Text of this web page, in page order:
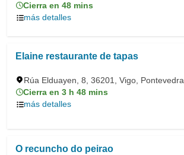
Cierra en 48 mins
más detalles
Elaine restaurante de tapas
Rúa Elduayen, 8, 36201, Vigo, Pontevedra
Cierra en 3 h 48 mins
más detalles
O recuncho do peirao